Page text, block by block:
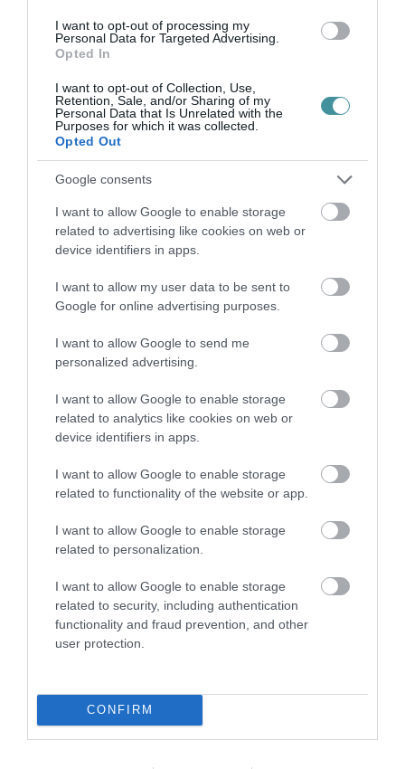
I want to opt-out of processing my
Personal Data for Targeted Advertising.
Opted In
I want to opt-out of Collection, Use,
Retention, Sale, and/or Sharing of my
Personal Data that Is Unrelated with the
Purposes for which it was collected.
Opted Out
Google consents
I want to allow Google to enable storage
related to advertising like cookies on web or
device identifiers in apps.
I want to allow my user data to be sent to
Google for online advertising purposes.
I want to allow Google to send me
personalized advertising.
I want to allow Google to enable storage
related to analytics like cookies on web or
device identifiers in apps.
I want to allow Google to enable storage
related to functionality of the website or app.
I want to allow Google to enable storage
related to personalization.
I want to allow Google to enable storage
related to security, including authentication
functionality and fraud prevention, and other
user protection.
CONFIRM
megérti, és egy filozófus sem ússza meg. (Ha
eddig elolvastad a cikket, jár az ajándék:
Versvideók és versdekódolások mentése az e-
mail fiókodba)
Pontosan ezért marad velünk. A vers nem
akarja elvégezni helyettünk a választ. Nem
csomagol hozzá tanulságot. Nem mondja,
hogy nyugodjunk meg, a szépség önmagában
értelmetlen. Babits ennél szigorúbb. A kérdést
nyitva hagyja, mert bizonyos kérdéseket
bezárni csak hamis kulccsal lehet. Ez a vers
attól él, hogy nem engedi gyorsan használni a
világot.
rajta, fizetünk, dolgozunk, írunk, válaszolunk,
terep. Este néha átváltozik. Ugyanaz a szoba,
ugyanaz az ablak, ugyanaz a fény a falon, és
egyszer csak minden mögött megjelenik egy
csöndes miért. Babits ezt a pillanatot kapta el.
Nem a nagy összeomlást. A finom repedést.
Azt, amikor az ember még gyönyörködik, de
már nem tud gondtalanul gyönyörködni. Nézi a
világot, és a szépség nem betakarja, hanem